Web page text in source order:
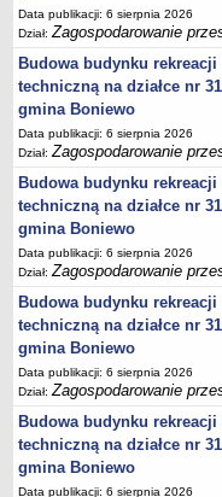
Plany pracy
Sprawozdania
PROGRAMY
Startegia Rozwoju
Program Ochrony
z perspektywą do 2032
Program Gospodarki
Plan odnowy sołectwa
Gminna komisja
alkoholowych
Strategia
Strategia Rozwoju
Program profilaktyki i
Lokalny program
PROGRAM
ZAWIERAJĄCYCH
Data publikacji: 6 sierpnia 2026
Dział:Zagospodarowanie
Budowa budynku
techniczną na działce nr
gmina Boniewo
Data publikacji: 6 sierpnia 2026
Dział:Zagospodarowanie
Budowa budynku
techniczną na działce nr
gmina Boniewo
Data publikacji: 6 sierpnia 2026
Dział:Zagospodarowanie
Budowa budynku
techniczną na działce nr
gmina Boniewo
Data publikacji: 6 sierpnia 2026
Dział:Zagospodarowanie
Budowa budynku
techniczną na działce nr
gmina Boniewo
Data publikacji: 6 sierpnia 2026